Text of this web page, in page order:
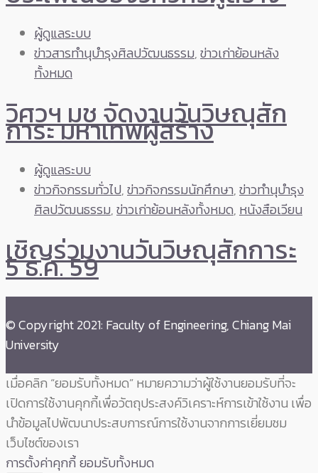
ผู้ดูแลระบบ
ข่าวสารทำนุบำรุงศิลปวัฒนธรรม,ข่าวเก่าย้อนหลัง
ทั้งหมด
วิศวฯ มช จัดงานวันวิษณุสัก
การะ มหาเทพผู้สร้าง
ผู้ดูแลระบบ
ข่าวกิจกรรมทั่วไป,ข่าวกิจกรรมนักศึกษา,ข่าวทำนุบำรุง
ศิลปวัฒนธรรม,ข่าวเก่าย้อนหลังทั้งหมด, หนังสือเวียน
เชิญร่วมงานวันวิษณุสักการะ
5 ธ.ค. 59
© Copyright 2021: Faculty of Engineering, Chiang Mai
University
เมื่อคลิก “ยอมรับทั้งหมด” หมายความว่าผู้ใช้งานยอมรับที่จะ
เปิดการใช้งานคุกกี้เพื่อวัตถุประสงค์วิเคราะห์การเข้าใช้งาน เพื่อ
นำข้อมูลไปพัฒนาประสบการณ์การใช้งานจากการเยี่ยมชม
เว็บไซต์ของเรา
การตั้งค่าคุกกี้ยอมรับทั้งหมด